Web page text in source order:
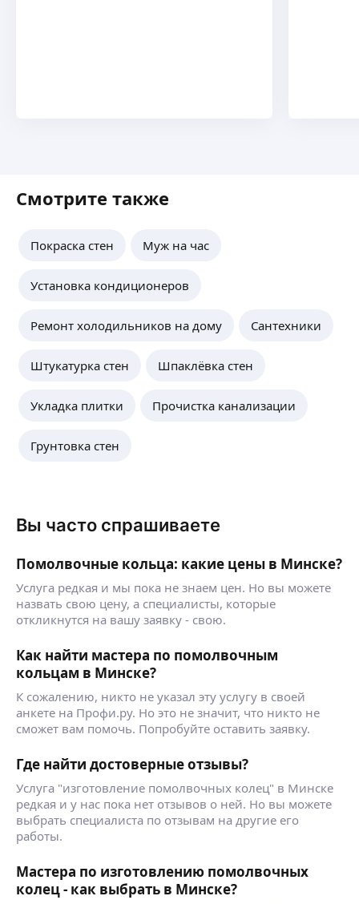
Смотрите также
Покраска стен Муж на час
Установка кондиционеров
Ремонт холодильников на дому Сантехники
Штукатурка стен Шпаклёвка стен
Укладка плитки Прочистка канализации
Грунтовка стен
Вы часто спрашиваете
Помолвочные кольца: какие цены в Минске?
Услуга редкая и мы пока не знаем цен. Но вы можете
назвать свою цену, а специалисты, которые
откликнутся на вашу заявку - свою.
Как найти мастера по помолвочным
кольцам в Минске?
К сожалению, никто не указал эту услугу в своей
анкете на Профи.ру. Но это не значит, что никто не
сможет вам помочь. Попробуйте оставить заявку.
Где найти достоверные отзывы?
Услуга "изготовление помолвочных колец" в Минске
редкая и у нас пока нет отзывов о ней. Но вы можете
выбрать специалиста по отзывам на другие его
работы.
Мастера по изготовлению помолвочных
колец - как выбрать в Минске?